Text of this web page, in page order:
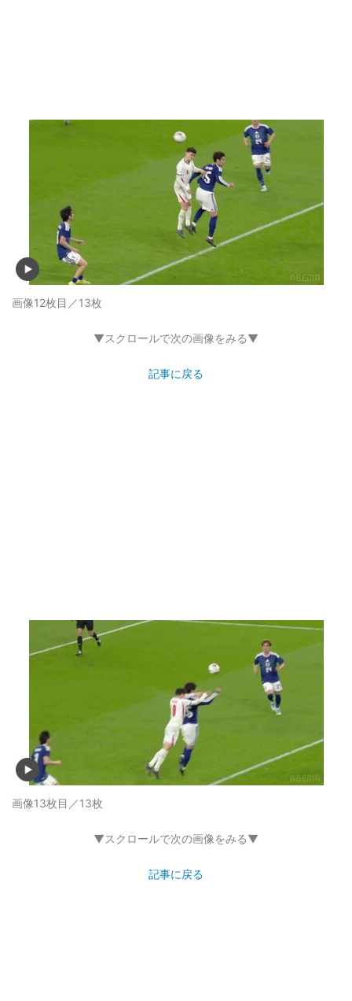
画像12枚目／13枚
▼スクロールで次の画像をみる▼
記事に戻る
画像13枚目／13枚
▼スクロールで次の画像をみる▼
記事に戻る